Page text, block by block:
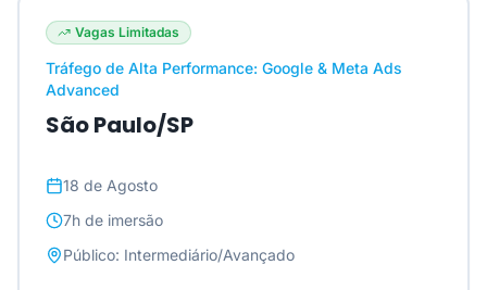
Vagas Limitadas
Tráfego de Alta Performance: Google & Meta Ads
Advanced
São Paulo/SP
18 de Agosto
7h de imersão
Público: Intermediário/Avançado